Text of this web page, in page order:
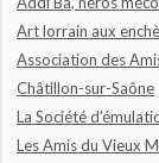
Art lorrain aux
Association des
Châtillon-sur-Saône
La Société
Les Amis du Vieux